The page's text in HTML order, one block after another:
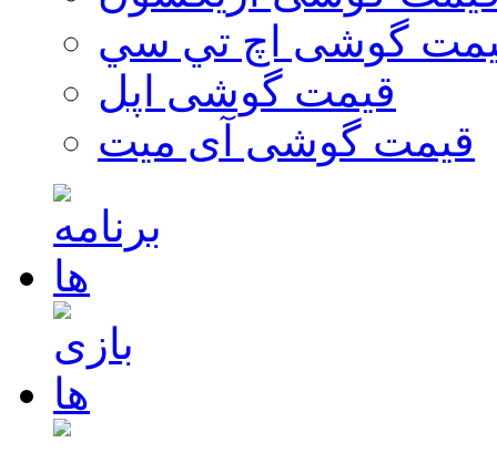
گوشی اچ تي سي
قیمت گوشی اپل
قیمت گوشی آی میت